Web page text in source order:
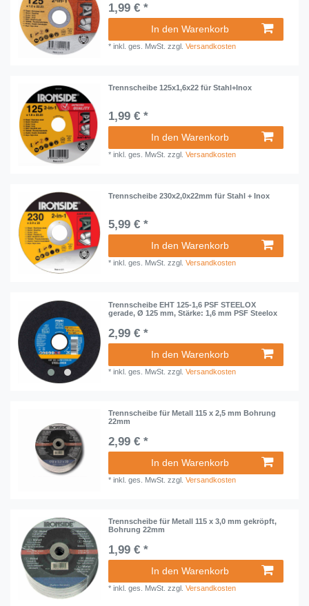
1,99 € *
In den Warenkorb
*inkl. ges. MwSt. zzgl.Versandkosten
Trennscheibe 125x1,6x22 für Stahl+Inox
1,99 € *
In den Warenkorb
*inkl. ges. MwSt. zzgl.Versandkosten
Trennscheibe 230x2,0x22mm für Stahl + Inox
5,99 € *
In den Warenkorb
*inkl. ges. MwSt. zzgl.Versandkosten
Trennscheibe EHT 125-1,6 PSF STEELOX
gerade, Ø 125 mm, Stärke: 1,6 mm PSF Steelox
2,99 € *
In den Warenkorb
*inkl. ges. MwSt. zzgl.Versandkosten
Trennscheibe für Metall 115 x 2,5 mm Bohrung
22mm
2,99 € *
In den Warenkorb
*inkl. ges. MwSt. zzgl.Versandkosten
Trennscheibe für Metall 115 x 3,0 mm gekröpft,
Bohrung 22mm
1,99 € *
In den Warenkorb
*inkl. ges. MwSt. zzgl.Versandkosten